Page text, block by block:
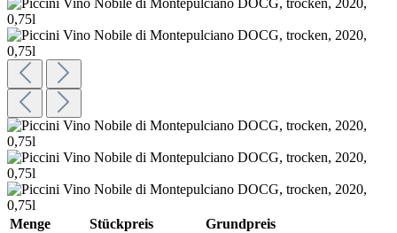
Menge Stückpreis
Grundpreis